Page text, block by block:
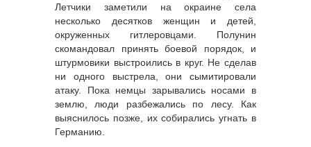
Летчики заметили на окраине села
несколько десятков женщин и детей,
окруженных гитлеровцами. Полунин
скомандовал принять боевой порядок, и
штурмовики выстроились в круг. Не сделав
ни одного выстрела, они сымитировали
атаку. Пока немцы зарывались носами в
землю, люди разбежались по лесу. Как
выяснилось позже, их собирались угнать в
Германию.